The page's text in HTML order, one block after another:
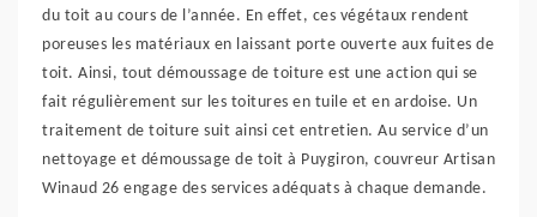
du toit au cours de l’année. En effet, ces végétaux rendent
poreuses les matériaux en laissant porte ouverte aux fuites de
toit. Ainsi, tout démoussage de toiture est une action qui se
fait régulièrement sur les toitures en tuile et en ardoise. Un
traitement de toiture suit ainsi cet entretien. Au service d’un
nettoyage et démoussage de toit à Puygiron, couvreur Artisan
Winaud 26 engage des services adéquats à chaque demande.